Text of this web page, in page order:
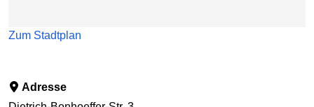
Zum Stadtplan
Adresse